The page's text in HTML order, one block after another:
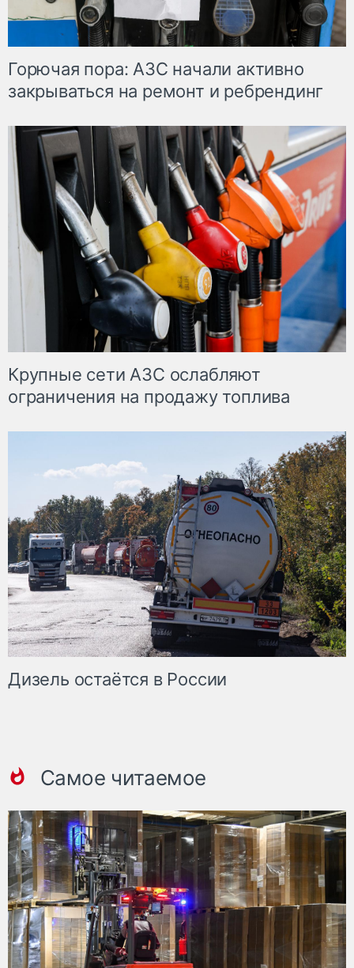
Горючая пора: АЗС начали активно
закрываться на ремонт и ребрендинг
Крупные сети АЗС ослабляют
ограничения на продажу топлива
Дизель остаётся в России
Самое читаемое